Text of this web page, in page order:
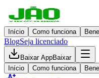
Início Como funciona
BlogSeja licenciado
Baixar AppBaixar
Início
Como funciona